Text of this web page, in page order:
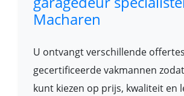
Macharen
U ontvangt verschillende
gecertificeerde vakmannen
kunt kiezen op prijs, kwaliteit en